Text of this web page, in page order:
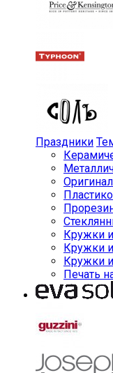
Праздники
Кружки
Кружки
Кружки
Печать